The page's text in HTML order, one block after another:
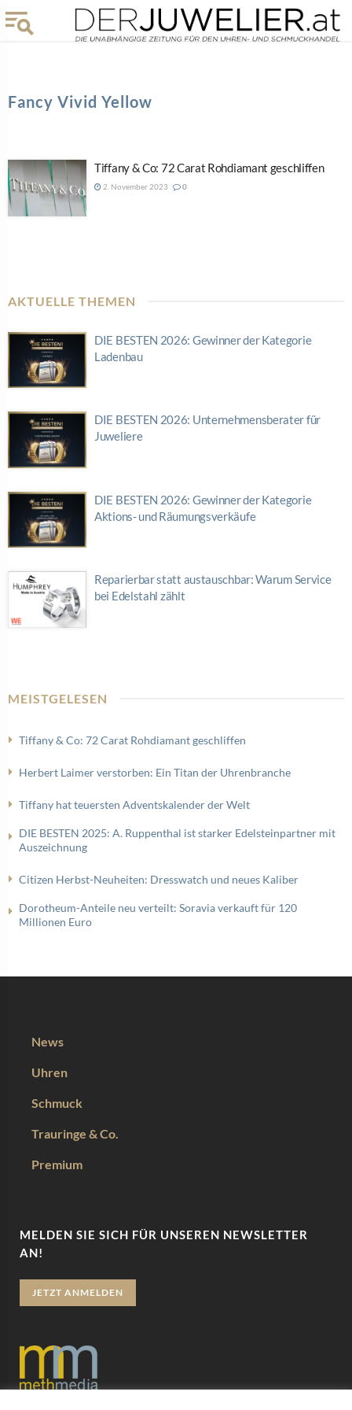
Fancy Vivid Yellow
Tiffany & Co: 72 Carat Rohdiamant geschliffen
2. November 2023 0
AKTUELLE THEMEN
DIE BESTEN 2026: Gewinner der Kategorie
Ladenbau
DIE BESTEN 2026: Unternehmensberater für
Juweliere
DIE BESTEN 2026: Gewinner der Kategorie
Aktions- und Räumungsverkäufe
Reparierbar statt austauschbar: Warum Service
bei Edelstahl zählt
MEISTGELESEN
Tiffany & Co: 72 Carat Rohdiamant geschliffen
Herbert Laimer verstorben: Ein Titan der Uhrenbranche
Tiffany hat teuersten Adventskalender der Welt
DIE BESTEN 2025: A. Ruppenthal ist starker Edelsteinpartner mit
Auszeichnung
Citizen Herbst-Neuheiten: Dresswatch und neues Kaliber
Dorotheum-Anteile neu verteilt: Soravia verkauft für 120
Millionen Euro
News
Uhren
Schmuck
Trauringe & Co.
Premium
MELDEN SIE SICH FÜR UNSEREN NEWSLETTER
AN!
JETZT ANMELDEN